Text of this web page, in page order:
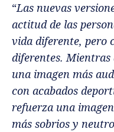
“Las nuevas
actitud de las
vida diferente, pero
diferentes. Mientras
una imagen más
con acabados
refuerza una
más sobrios y